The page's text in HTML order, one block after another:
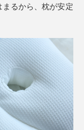
るから、枕が安定